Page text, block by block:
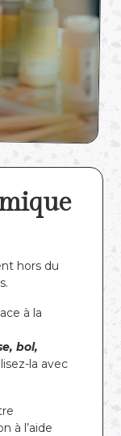
hors du
à la
bol,
la avec
à l’aide